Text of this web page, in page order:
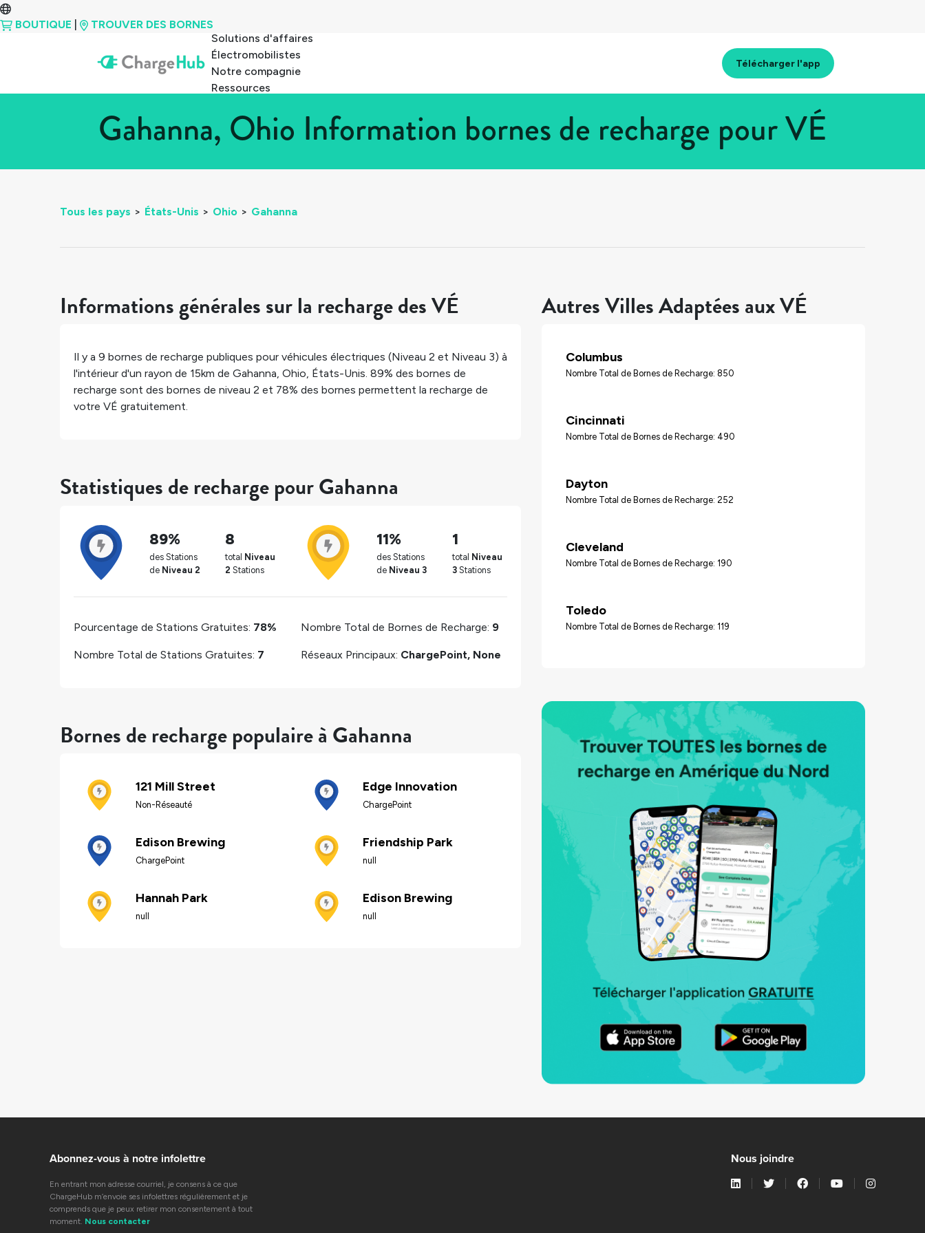
BOUTIQUE
TROUVER DES BORNES
Solutions d'affaires
Électromobilistes
Notre compagnie
Ressources
Télécharger l'app
Gahanna, Ohio Information bornes de recharge pour VÉ
Tous les pays > États-Unis > Ohio > Gahanna
Informations générales sur la recharge des VÉ
Il y a 9 bornes de recharge publiques pour véhicules électriques (Niveau 2 et Niveau 3) à
l'intérieur d'un rayon de 15km de Gahanna, Ohio, États-Unis. 89% des bornes de
recharge sont des bornes de niveau 2 et 78% des bornes permettent la recharge de
votre VÉ gratuitement.
Statistiques de recharge pour Gahanna
89%
des Stations
de Niveau 2
8
total Niveau
2 Stations
11%
des Stations
de Niveau 3
1
total Niveau
3 Stations
Pourcentage de Stations Gratuites: 78%
Nombre Total de Stations Gratuites: 7
Nombre Total de Bornes de Recharge: 9
Réseaux Principaux: ChargePoint, None
Bornes de recharge populaire à Gahanna
121 Mill Street
Non-Réseauté
Edge Innovation
ChargePoint
Edison Brewing
ChargePoint
Friendship Park
null
Hannah Park
null
Edison Brewing
null
Autres Villes Adaptées aux VÉ
Columbus
Nombre Total de Bornes de Recharge: 850
Cincinnati
Nombre Total de Bornes de Recharge: 490
Dayton
Nombre Total de Bornes de Recharge: 252
Cleveland
Nombre Total de Bornes de Recharge: 190
Toledo
Nombre Total de Bornes de Recharge: 119
Abonnez-vous à notre infolettre
En entrant mon adresse courriel, je consens à ce que
ChargeHub m’envoie ses infolettres régulièrement et je
comprends que je peux retirer mon consentement à tout
moment. Nous contacter
Nous joindre